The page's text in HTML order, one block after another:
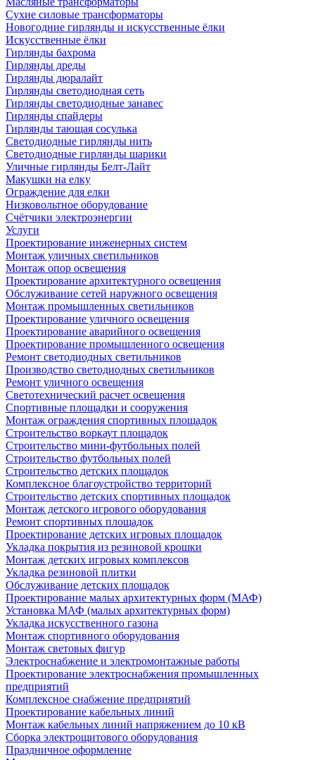
Сухие силовые трансформаторы
Новогодние гирлянды и искусственные ёлки
Искусственные ёлки
Гирлянды бахрома
Гирлянды дреды
Гирлянды дюралайт
Гирлянды светодиодная сеть
Гирлянды светодиодные занавес
Гирлянды спайдеры
Гирлянды тающая сосулька
Светодиодные гирлянды нить
Светодиодные гирлянды шарики
Уличные гирлянды Белт-Лайт
Макушки на елку
Ограждение для елки
Низковольтное оборудование
Счётчики электроэнергии
Услуги
Проектирование инженерных систем
Монтаж уличных светильников
Монтаж опор освещения
Проектирование архитектурного освещения
Обслуживание сетей наружного освещения
Монтаж промышленных светильников
Проектирование уличного освещения
Проектирование аварийного освещения
Проектирование промышленного освещения
Ремонт светодиодных светильников
Производство светодиодных светильников
Ремонт уличного освещения
Светотехнический расчет освещения
Спортивные площадки и сооружения
Монтаж ограждения спортивных площадок
Строительство воркаут площадок
Строительство мини-футбольных полей
Строительство футбольных полей
Строительство детских площадок
Комплексное благоустройство территорий
Строительство детских спортивных площадок
Монтаж детского игрового оборудования
Ремонт спортивных площадок
Проектирование детских игровых площадок
Укладка покрытия из резиновой крошки
Монтаж детских игровых комплексов
Укладка резиновой плитки
Обслуживание детских площадок
Проектирование малых архитектурных форм (МАФ)
Установка МАФ (малых архитектурных форм)
Укладка искусственного газона
Монтаж спортивного оборудования
Монтаж световых фигур
Электроснабжение и электромонтажные работы
Проектирование электроснабжения промышленных
предприятий
Комплексное снабжение предприятий
Проектирование кабельных линий
Монтаж кабельных линий напряжением до 10 кВ
Сборка электрощитового оборудования
Праздничное оформление